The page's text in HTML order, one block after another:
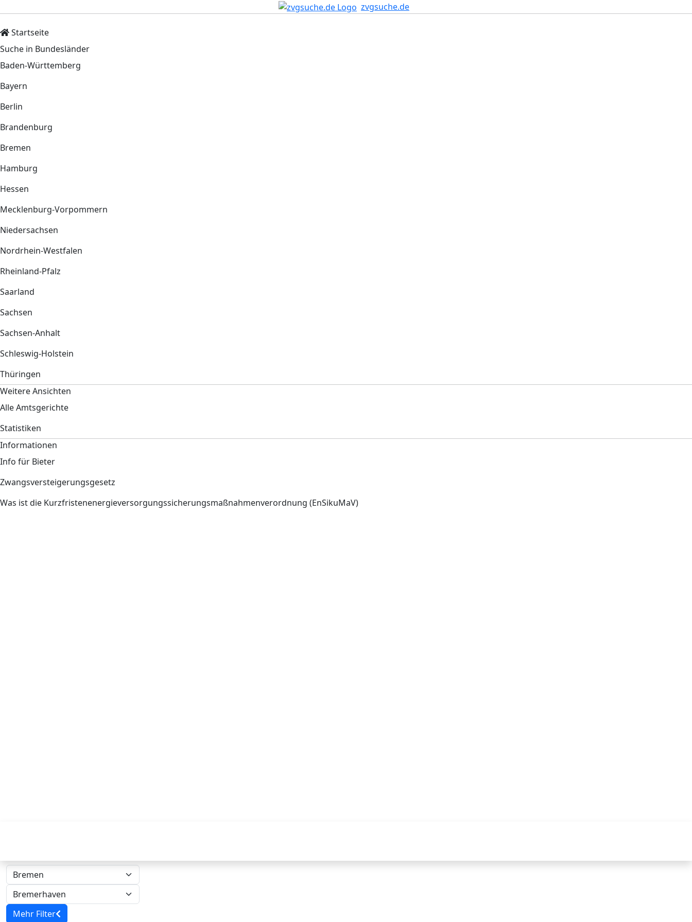
zvgsuche.de
Startseite
Suche in Bundesländer
Baden-Württemberg
Bayern
Berlin
Brandenburg
Bremen
Hamburg
Hessen
Mecklenburg-Vorpommern
Niedersachsen
Nordrhein-Westfalen
Rheinland-Pfalz
Saarland
Sachsen
Sachsen-Anhalt
Schleswig-Holstein
Thüringen
Weitere Ansichten
Alle Amtsgerichte
Statistiken
Informationen
Info für Bieter
Zwangsversteigerungsgesetz
Was ist die Kurzfristenenergieversorgungssicherungsmaßnahmenverordnung (EnSikuMaV)
Mehr Filter